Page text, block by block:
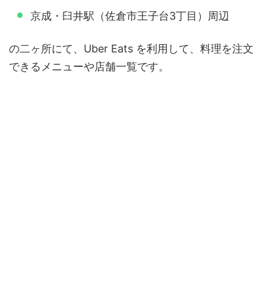
京成・臼井駅（佐倉市王子台3丁目）周辺
の二ヶ所にて、Uber Eats を利用して、料理を注文
できるメニューや店舗一覧です。